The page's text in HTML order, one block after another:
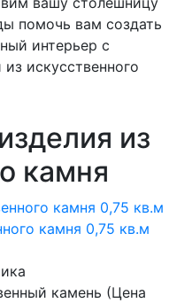
помочь вам создать
интерьер с
искусственного
из
камня
камня 0,75 кв.м
камень (Цена